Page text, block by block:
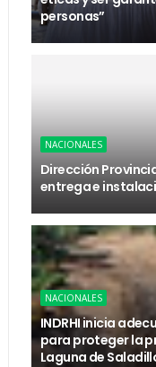
personas”
NACIONALES
Dirección
entrega e
NACIONALES
INDRHI inicia
para proteger la
Laguna de